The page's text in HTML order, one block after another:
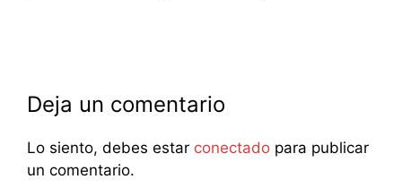
Deja un comentario
Lo siento, debes estar conectado para publicar
un comentario.